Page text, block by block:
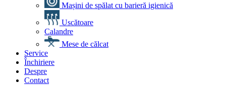
Mașini de spălat cu barieră igienică
Uscătoare
Calandre
Mese de călcat
Service
Închiriere
Despre
Contact